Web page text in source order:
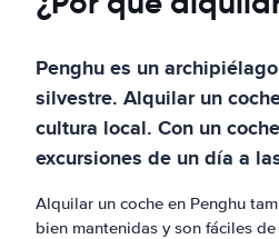
Penghu es un
silvestre. Alquilar un
cultura local. Con un
excursiones de un día a
Alquilar un coche en Penghu
bien mantenidas y son fáciles